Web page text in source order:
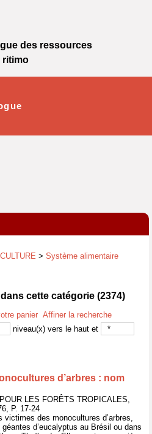
> Système alimentaire
cette catégorie (2374)
panier Affiner la recherche
niveau(x) vers le haut et
d’arbres : nom
LES FORÊTS TROPICALES,
P. 17-24
des monocultures d’arbres,
d’eucalyptus au Brésil ou dans
des ressources
ritimo